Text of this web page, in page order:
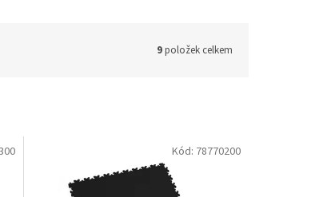
9položek celkem
Kód: 78770200